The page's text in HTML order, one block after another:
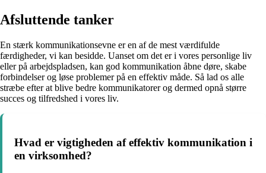
Afsluttende tanker
En stærk kommunikationsevne er en af de mest værdifulde
færdigheder, vi kan besidde. Uanset om det er i vores personlige liv
eller på arbejdspladsen, kan god kommunikation åbne døre, skabe
forbindelser og løse problemer på en effektiv måde. Så lad os alle
stræbe efter at blive bedre kommunikatorer og dermed opnå større
succes og tilfredshed i vores liv.
Hvad er vigtigheden af effektiv kommunikation i
en virksomhed?